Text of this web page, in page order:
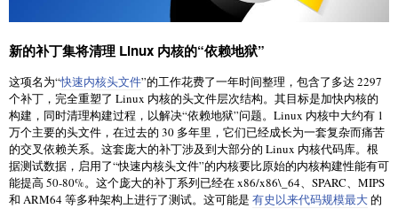
新的补丁集将清理 Linux 内核的“依赖地狱”
这项名为“快速内核头文件”的工作花费了一年时间整理，包含了多达 2297
个补丁，完全重塑了 Linux 内核的头文件层次结构。其目标是加快内核的
构建，同时清理构建过程，以解决“依赖地狱”问题。Linux 内核中大约有 1
万个主要的头文件，在过去的 30 多年里，它们已经成长为一套复杂而痛苦
的交叉依赖关系。这套庞大的补丁涉及到大部分的 Linux 内核代码库。根
据测试数据，启用了“快速内核头文件”的内核要比原始的内核构建性能有可
能提高 50-80%。这个庞大的补丁系列已经在 x86/x86\_64、SPARC、MIPS
和 ARM64 等多种架构上进行了测试。这可能是 有史以来代码规模最大的